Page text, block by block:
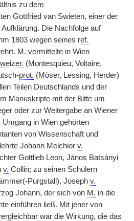
zu dem
Gottfried van Swieten, einer der
Aufklärung. Die Nachfolge auf
1803 wegen seines ref.
M. vermittelte in Wien
(Montesquieu, Voltaire,
prot. (Möser, Lessing, Herder)
Teilen Deutschlands und der
Manuskripte mit der Bitte um
oder zur Weitergabe an Wiener
Umgang in Wien gehörten
von Wissenschaft und
Johann Melchior v.
Gottlieb Leon, János Batsányi
v. Collin; zu seinen Schülern
Purgstall), Joseph v.
Johann, der sich von M. in die
einführen ließ. Mit jener von
war die Wirkung, die das